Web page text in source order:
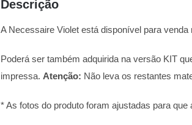
Descrição
A Necessaire Violet está disponível para
Poderá ser também adquirida na versão KIT
impressa. Atenção: Não leva os restantes
* As fotos do produto foram ajustadas para